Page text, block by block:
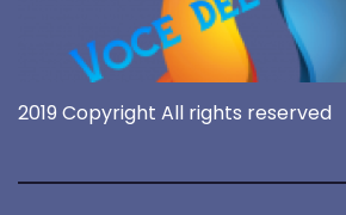
2019 Copyright All rights reserved